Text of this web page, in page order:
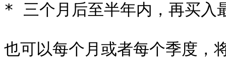
* 三个月后至半年内，再买
也可以每个月或者每个季度